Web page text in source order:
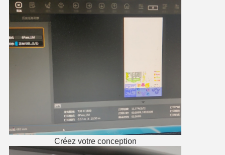
Créez votre conception